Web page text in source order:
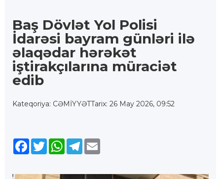
Baş Dövlət Yol Polisi
İdarəsi bayram günləri ilə
əlaqədar hərəkət
iştirakçılarına müraciət
edib
Kateqoriya: CƏMİYYƏTTarix: 26 May 2026, 09:52
Facebook
TwitterWhatsApp
Telegram